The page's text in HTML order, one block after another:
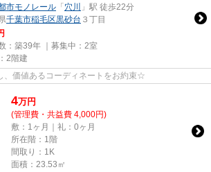
市モノレール 「穴川
」駅 徒歩22分
千葉市稲毛区黒砂台 ３丁目
：築39年 ｜募集中： 2室
2階建
価値あるコーディネートをお約束☆
4万円
(管理費・共益費 4,000円)
敷：1ヶ月｜礼：0ヶ月
所在階：1階
間取り：1K
面積：23.53㎡